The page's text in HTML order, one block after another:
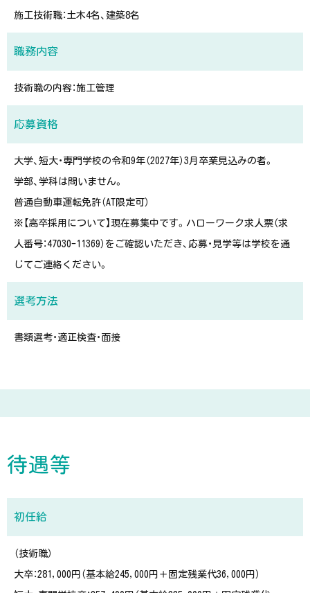
施工技術職：土木4名、建築8名
職務内容
技術職の内容：施工管理
応募資格
大学、短大・専門学校の令和9年（2027年）3月卒業見込みの者。
学部、学科は問いません。
普通自動車運転免許（AT限定可）
※【高卒採用について】現在募集中です。ハローワーク求人票（求
人番号：47030-11369）をご確認いただき、応募・見学等は学校を通
じてご連絡ください。
選考方法
書類選考・適正検査・面接
待遇等
初任給
（技術職）
大卒：281,000円（基本給245,000円＋固定残業代36,000円）